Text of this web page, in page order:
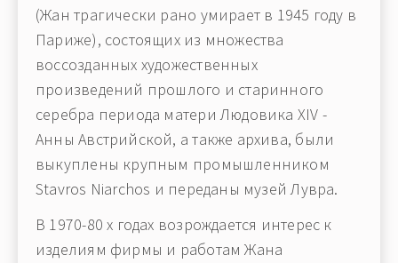
(Жан трагически рано умирает в 1945 году в
Париже), состоящих из множества
воссозданных художественных
произведений прошлого и старинного
серебра периода матери Людовика XIV -
Анны Австрийской, а также архива, были
выкуплены крупным промышленником
Stavros Niarchos и переданы музей Лувра.
В 1970-80 х годах возрождается интерес к
изделиям фирмы и работам Жана